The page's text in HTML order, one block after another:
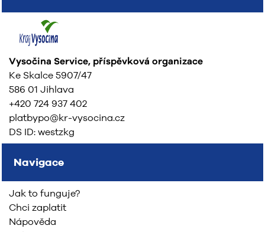
Vysočina Service, příspěvková organizace
Ke Skalce 5907/47
586 01 Jihlava
+420 724 937 402
platbypo@kr-vysocina.cz
DS ID: westzkg
Navigace
Jak to funguje?
Chci zaplatit
Nápověda